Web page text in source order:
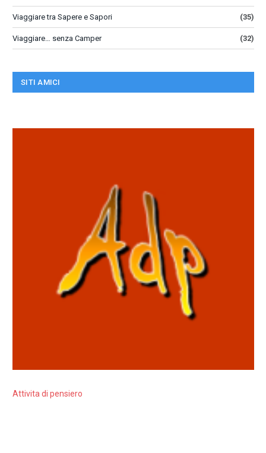
Viaggiare tra Sapere e Sapori (35)
Viaggiare… senza Camper (32)
SITI AMICI
Attivita di pensiero